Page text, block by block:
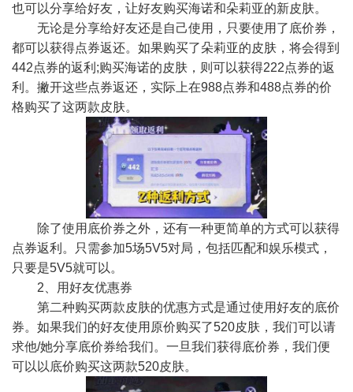
也可以分享给好友，让好友购买海诺和朵莉亚的新皮肤。
无论是分享给好友还是自己使用，只要使用了底价券，
都可以获得点券返还。如果购买了朵莉亚的皮肤，将会得到
442点券的返利;购买海诺的皮肤，则可以获得222点券的返
利。撇开这些点券返还，实际上在988点券和488点券的价
格购买了这两款皮肤。
除了使用底价券之外，还有一种更简单的方式可以获得
点券返利。只需参加5场5V5对局，包括匹配和娱乐模式，
只要是5V5就可以。
2、用好友优惠券
第二种购买两款皮肤的优惠方式是通过使用好友的底价
券。如果我们的好友使用原价购买了520皮肤，我们可以请
求他/她分享底价券给我们。一旦我们获得底价券，我们便
可以以底价购买这两款520皮肤。